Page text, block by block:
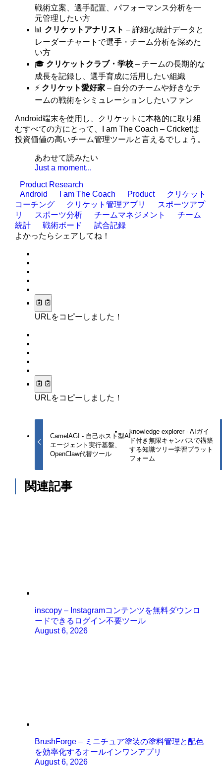
戦術立案、選手配置、パフォーマンス分析を一
元管理したい方
📊 クリケットアナリスト – 詳細な統計データと
レーダーチャートで選手・チーム分析を深めた
い方
🎓 クリケットクラブ・学校 – チームの長期的な
成長を記録し、選手育成に活用したい組織
⚡ クリケット愛好家 – 自分のチームや好きなチ
ームの戦術をシミュレーションしたいファン
Android端末を使用し、クリケットに本格的に取り組
むすべての方にとって、I am The Coach – Cricketは
投資価値の高いチーム管理ツールと言えるでしょう。
あわせて読みたい
Just a moment...
Product Research
Android
I am The Coach Product
クリケット
コーチング
クリケット管理アプリ
スポーツアプ
リ
スポーツ分析 チームマネジメント
チーム
統計
戦術ボード
試合記録
よかったらシェアしてね！
URLをコピーしました！
URLをコピーしました！
CamelAGI - 自己ホスト型AI
エージェント実行基盤、
OpenClaw代替ツール
knowledge explorer - AIガイ
ド付き無限キャンバスで構築
する知識ツリー学習プラット
フォーム
関連記事
inscopy – Instagramコンテンツを無料ダウンロ
ードできるログイン不要ツール
August 6, 2026
BrushForge – ミニチュア塗装の塗料管理と配色
を効率化するオールインワンアプリ
August 6, 2026